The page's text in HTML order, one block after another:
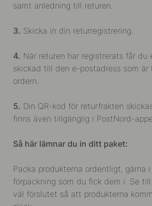
samt anledning till returen.
3. Skicka in din returregistrering.
4. När returen har registrerats får du
skickad till den e-postadress som är
ordern.
5. Din QR-kod för returfrakten
finns även tillgänglig i PostNord-
Så här lämnar du in ditt paket:
Packa produkterna ordentligt, gärna
förpackning som du fick dem i. Se
väl förslutet så att produkterna